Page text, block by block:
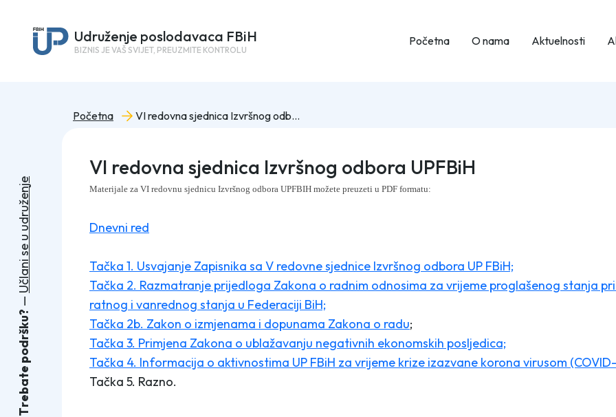
Udruženje poslodavaca FBiH
BIZNIS JE VAŠ SVIJET, PREUZMITE KONTROLU
Početna O nama Aktuelnosti
Početna VI redovna sjednica Izvršnog odbora UPFBiH
VI redovna sjednica Izvršnog odbora UPFBiH
Materijale za VI redovnu sjednicu Izvršnog odbora UPFBIH možete preuzeti u PDF formatu:
Dnevni red
Tačka 1. Usvajanje Zapisnika sa V redovne sjednice Izvršnog odbora UP FBiH;
Tačka 2. Razmatranje prijedloga Zakona o radnim odnosima za vrijeme proglašenog stanja
ratnog i vanrednog stanja u Federaciji BiH;
Tačka 2b. Zakon o izmjenama i dopunama Zakona o radu;
Tačka 3. Primjena Zakona o ublažavanju negativnih ekonomskih posljedica;
Tačka 4. Informacija o aktivnostima UP FBiH za vrijeme krize izazvane korona virusom (COVID-
Tačka 5. Razno.
T
r
e
b
a
t
e
p
o
d
r
š
k
u
?
U
č
l
a
n
i
s
e
u
u
d
r
u
ž
e
n
j
e